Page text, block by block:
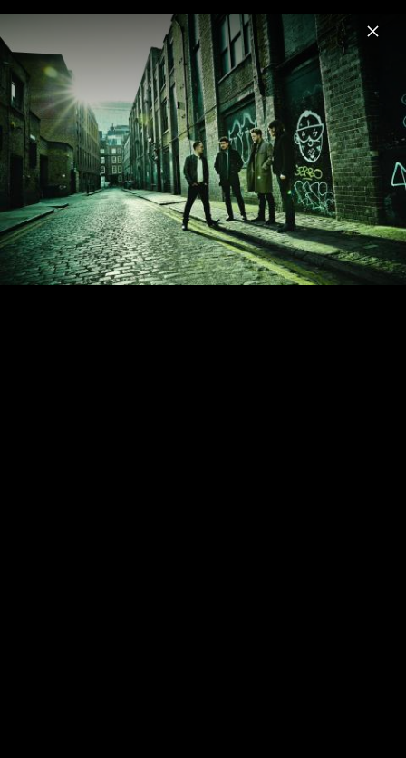
Menu
Mumford & Sons
Home News Musik Videos Fotos Biografie
Pressebilder 2018